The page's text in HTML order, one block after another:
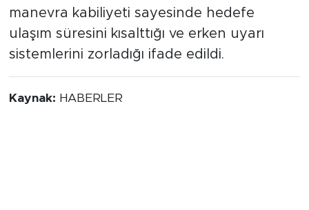
manevra kabiliyeti sayesinde hedefe
ulaşım süresini kısalttığı ve erken uyarı
sistemlerini zorladığı ifade edildi.
Kaynak: HABERLER